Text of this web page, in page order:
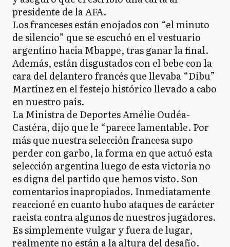
presidente de la AFA.
Los franceses están enojados con “el minuto
de silencio” que se escuchó en el vestuario
argentino hacia Mbappe, tras ganar la final.
Además, están disgustados con el bebe con la
cara del delantero francés que llevaba “Dibu”
Martínez en el festejo histórico llevado a cabo
en nuestro país.
La Ministra de Deportes Amélie Oudéa-
Castéra, dijo que le “parece lamentable. Por
más que nuestra selección francesa supo
perder con garbo, la forma en que actuó esta
selección argentina luego de esta victoria no
es digna del partido que hemos visto. Son
comentarios inapropiados. Inmediatamente
reaccioné en cuanto hubo ataques de carácter
racista contra algunos de nuestros jugadores.
Es simplemente vulgar y fuera de lugar,
realmente no están a la altura del desafío.